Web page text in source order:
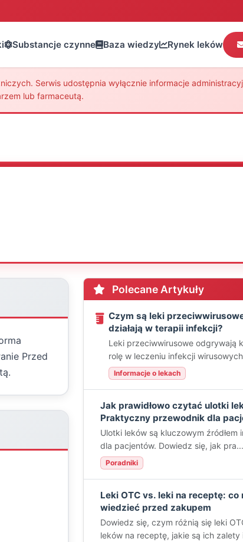
Substancje czynne Baza wiedzy Rynek leków
Serwis udostępnia wyłącznie informacje
lub farmaceutą.
Przed
Polecane Artykuły
Czym są leki
działają w terapii infekcji?
Leki przeciwwirusowe odgrywają
rolę w leczeniu infekcji
Informacje o lekach
Jak prawidłowo czytać ulotki
Praktyczny przewodnik dla
Ulotki leków są kluczowym źródłem
dla pacjentów. Dowiedz się, jak pra...
Poradniki
Leki OTC vs. leki na receptę: co
wiedzieć przed zakupem
Dowiedz się, czym różnią się leki
leków na receptę, jakie są ich zalety